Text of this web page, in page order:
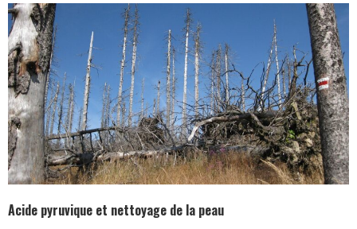
Acide pyruvique et nettoyage de la peau